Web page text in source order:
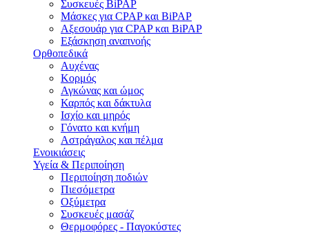
Συσκευές BiPAP
Μάσκες για CPAP και BiPAP
Αξεσουάρ για CPAP και BiPAP
Εξάσκηση αναπνοής
Ορθοπεδικά
Αυχένας
Κορμός
Αγκώνας και ώμος
Καρπός και δάκτυλα
Ισχίο και μηρός
Γόνατο και κνήμη
Αστράγαλος και πέλμα
Ενοικιάσεις
Υγεία & Περιποίηση
Περιποίηση ποδιών
Πιεσόμετρα
Οξύμετρα
Συσκευές μασάζ
Θερμοφόρες - Παγοκύστες